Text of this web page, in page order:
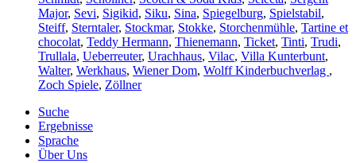
Major, Sevi, Sigikid, Siku, Sina, Spiegelburg, Spielstabil,
Steiff, Sterntaler, Stockmar, Stokke, Storchenmühle, Tartine et
chocolat, Teddy Hermann, Thienemann, Ticket, Tinti, Trudi,
Trullala, Ueberreuter, Urachhaus, Vilac, Villa Kunterbunt,
Walter, Werkhaus, Wiener Dom, Wolff Kinderbuchverlag ,
Zoch Spiele, Zöllner
Suche
Ergebnisse
Sprache
Über Uns